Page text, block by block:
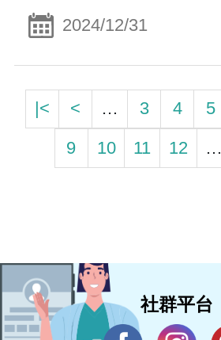
2024/12/31
|< < … 3 4 5
9
10 11 12 …
社群平台